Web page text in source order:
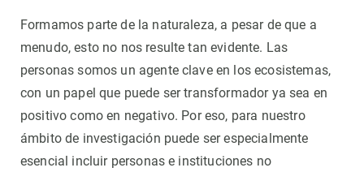
Formamos parte de la naturaleza, a pesar de que a
menudo, esto no nos resulte tan evidente. Las
personas somos un agente clave en los ecosistemas,
con un papel que puede ser transformador ya sea en
positivo como en negativo. Por eso, para nuestro
ámbito de investigación puede ser especialmente
esencial incluir personas e instituciones no